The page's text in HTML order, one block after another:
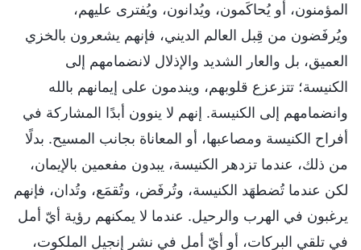
المؤمنون، أو يُحاكَمون، ويُدانون، ويُفترى عليهم،
ويُرفَضون من قِبل العالم الديني، فإنهم يشعرون بالخزي
العميق، بل والعار الشديد والإذلال لانضمامهم إلى
الكنيسة؛ تتزعزع قلوبهم، ويندمون على إيمانهم بالله
وانضمامهم إلى الكنيسة. إنهم لا ينوون أبدًا المشاركة في
أفراح الكنيسة ومصاعبها، أو المعاناة بجانب المسيح. بدلًا
من ذلك، عندما تزدهر الكنيسة، يبدون مفعمين بالإيمان،
لكن عندما تُضطهَد الكنيسة، وتُرفَض، وتُقمَع، وتُدان، فإنهم
يرغبون في الهرب والرحيل. عندما لا يمكنهم رؤية أيّ أمل
في تلقي البركات، أو أيّ أمل في نشر إنجيل الملكوت،